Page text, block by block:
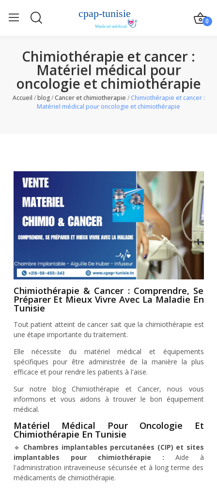
0
Chimiothérapie et cancer :
Matériel médical pour
oncologie et chimiothérapie
Accueil blog Cancer et chimiotherapie
Chimiothérapie et cancer :
Matériel médical pour oncologie et chimiothérapie
Chimiothérapie & Cancer : Comprendre, Se
Préparer Et Mieux Vivre Avec La Maladie En
Tunisie
Tout patient atteint de cancer sait que la chimiothérapie est
une étape importante du traitement.
Elle nécessite du matériel médical et équipements
spécifiques pour être administrée de la manière la plus
efficace et pour rendre les patients à l'aise.
Sur notre blog Chimiothérapie et Cancer, nous vous
informons et vous aidons à trouver le bon équipement
médical.
Matériel Médical Pour Oncologie Et
Chimiothérapie En Tunisie
🔹 Chambres implantables percutanées (CIP) et sites
implantables pour chimiothérapie : Aide à
l'administration intraveineuse sécurisée et à long terme des
médicaments de chimiothérapie.